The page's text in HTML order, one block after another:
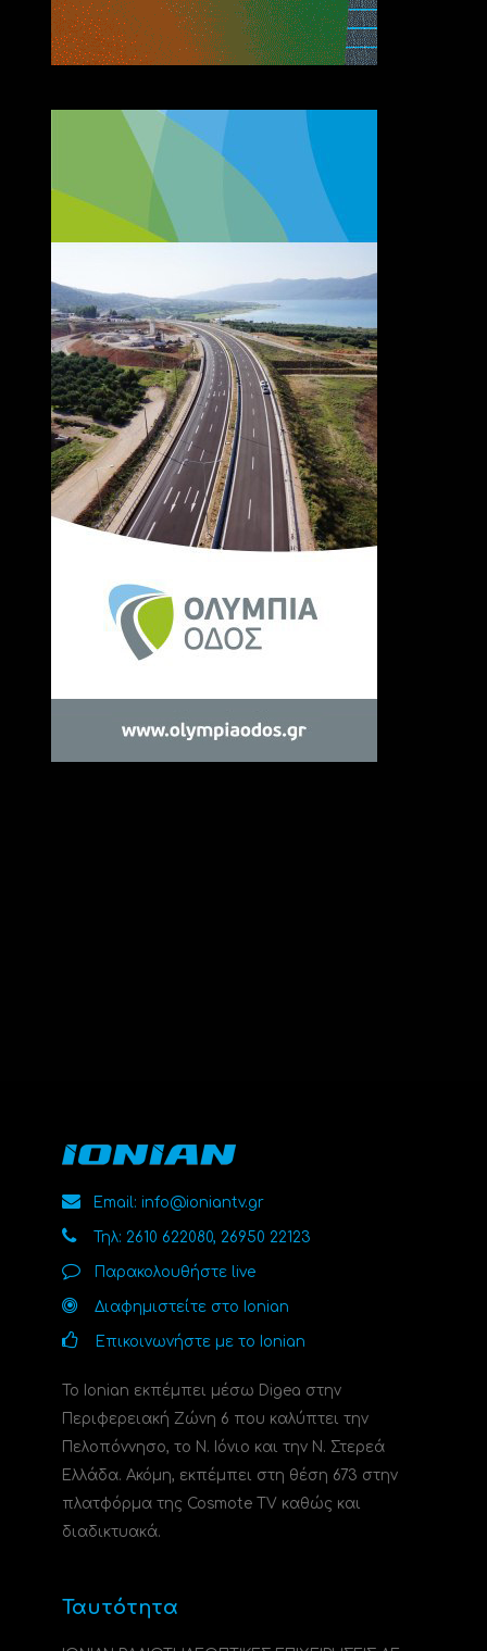
Email: info@ioniantv.gr
Τηλ: 2610 622080, 26950 22123
Παρακολουθήστε live
Διαφημιστείτε στο Ionian
Επικοινωνήστε με το Ionian
Το Ionian εκπέμπει μέσω Digea στην
Περιφερειακή Ζώνη 6 που καλύπτει την
Πελοπόννησο, το N. Ιόνιο και την Ν. Στερεά
Ελλάδα. Ακόμη, εκπέμπει στη θέση 673 στην
πλατφόρμα της Cosmote TV καθώς και
διαδικτυακά.
Ταυτότητα